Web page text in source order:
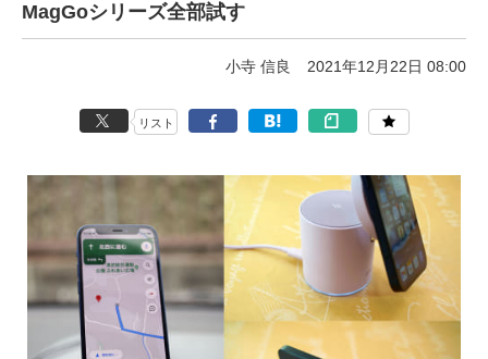
MagGoシリーズ全部試す
小寺 信良 2021年12月22日 08:00
リスト